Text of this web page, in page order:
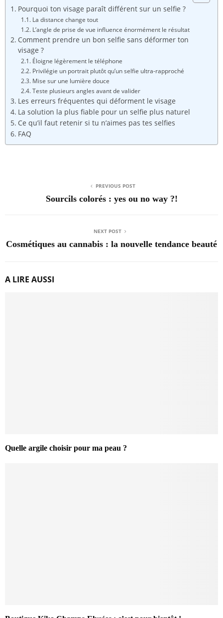
Pourquoi ton visage paraît différent sur un selfie ?
La distance change tout
L’angle de prise de vue influence énormément le résultat
Comment prendre un bon selfie sans déformer ton
visage ?
Éloigne légèrement le téléphone
Privilégie un portrait plutôt qu’un selfie ultra-rapproché
Mise sur une lumière douce
Teste plusieurs angles avant de valider
Les erreurs fréquentes qui déforment le visage
La solution la plus fiable pour un selfie plus naturel
Ce qu’il faut retenir si tu n’aimes pas tes selfies
FAQ
PREVIOUS POST
Sourcils colorés : yes ou no way ?!
NEXT POST
Cosmétiques au cannabis : la nouvelle tendance beauté
A LIRE AUSSI
Quelle argile choisir pour ma peau ?